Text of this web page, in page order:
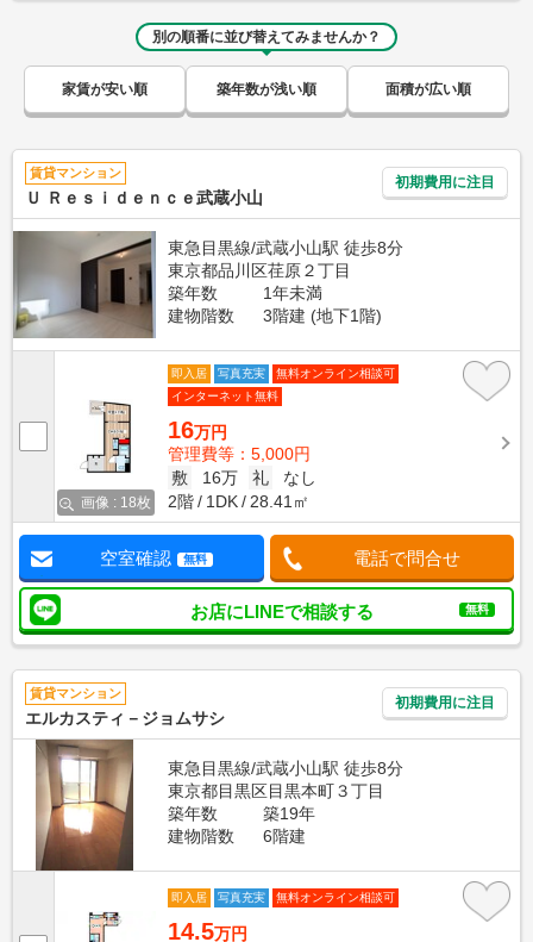
別の順番に並び替えてみませんか？
家賃が安い順 築年数が浅い順 面積が広い順
賃貸マンション
Ｕ Ｒｅｓｉｄｅｎｃｅ武蔵小山
初期費用に注目
東急目黒線/武蔵小山駅 徒歩8分
東京都品川区荏原２丁目
築年数
1年未満
建物階数
3階建 (地下1階)
画像 : 18枚
即入居 写真充実
無料オンライン相談可
インターネット無料
16万円
管理費等：5,000円
敷
16万 礼
なし
2階
1DK 28.41㎡
空室確認 無料 電話で問合せ
お店にLINEで相談する 無料
賃貸マンション
エルカスティ－ジョムサシ
初期費用に注目
東急目黒線/武蔵小山駅 徒歩8分
東京都目黒区目黒本町３丁目
築年数
築19年
建物階数
6階建
即入居 写真充実 無料オンライン相談可
14.5万円